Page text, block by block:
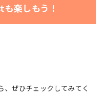
楽しもう！
ぜひチェックしてみてく